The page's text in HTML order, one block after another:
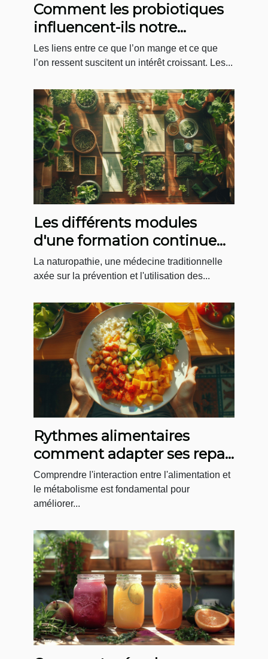
Comment les probiotiques
influencent-ils notre
humeur quotidienne ?
Les liens entre ce que l’on mange et ce que
l’on ressent suscitent un intérêt croissant. Les...
Les différents modules
d'une formation continue
en naturopathie
La naturopathie, une médecine traditionnelle
axée sur la prévention et l'utilisation des...
Rythmes alimentaires
comment adapter ses repas
pour optimiser son
metabolisme
Comprendre l'interaction entre l'alimentation et
le métabolisme est fondamental pour
améliorer...